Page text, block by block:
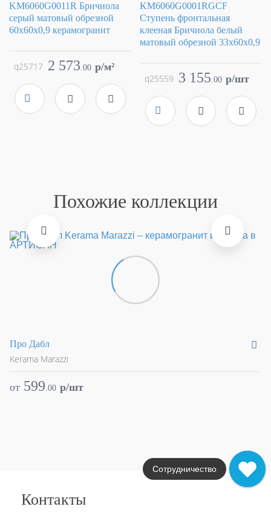
KM6060G0011R Бричиола
серый матовый обрезной
60x60x0,9 керамогранит
Kerama Marazzi
Страна
Россия
Размер
Цвет
серый
Поверхность
матовая
2 573.00 p/м²
q25717
KM6060G0001RGCF
Ступень фронтальная
клееная Бричиола белый
матовый обрезной 33x60x0,9
Kerama Marazzi
Страна
Россия
Размер
Цвет
белый
Поверхность
матовая
3 155.00 p/шт
q25559
Похожие коллекции
Про Дабл
Kerama Marazzi
от 599.00 p/шт
Контакты
Сотрудничество